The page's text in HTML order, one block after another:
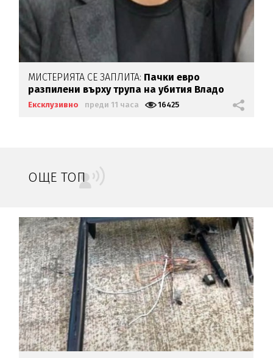
МИСТЕРИЯТА СЕ ЗАПЛИТА: Пачки евро
разпилени върху трупа на убития Владо
Загатото
Ексклузивно преди 11 часа 16425
ОЩЕ ТОП